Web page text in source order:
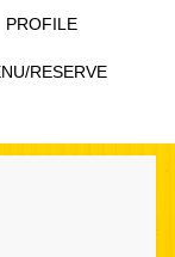
PROFILE
RESERVE